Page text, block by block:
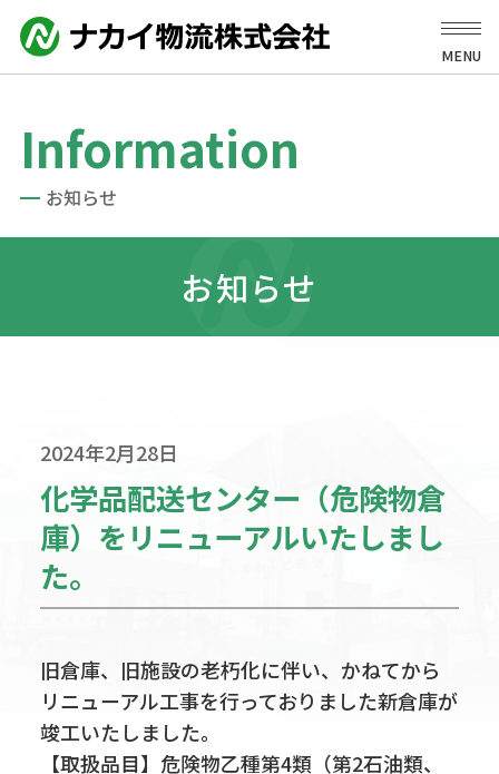
MENU
Information
お知らせ
お知らせ
2024年2月28日
化学品配送センター（危険物倉
庫）をリニューアルいたしまし
た。
旧倉庫、旧施設の老朽化に伴い、かねてから
リニューアル工事を行っておりました新倉庫が
竣工いたしました。
【取扱品目】危険物乙種第4類（第2石油類、